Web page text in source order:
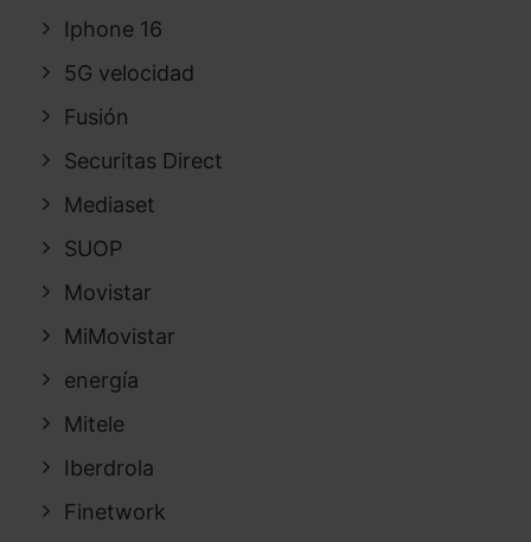
Iphone 16
5G velocidad
Fusión
Securitas Direct
Mediaset
SUOP
Movistar
MiMovistar
energía
Mitele
Iberdrola
Finetwork